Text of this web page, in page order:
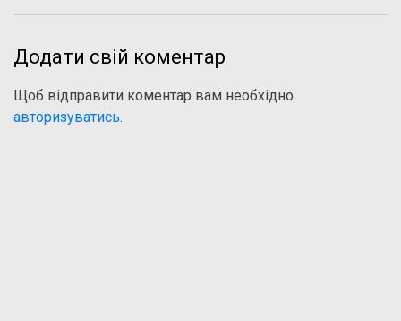
Додати свій коментар
Щоб відправити коментар вам необхідно
авторизуватись.